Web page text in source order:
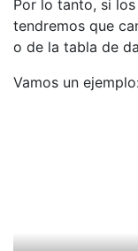
Por lo tanto, si
tendremos que
o de la tabla de
Vamos un